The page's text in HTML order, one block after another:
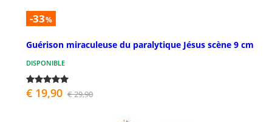
-33%
Guérison miraculeuse du paralytique Jésus scène 9 cm
DISPONIBLE
€ 19,90 € 29,90